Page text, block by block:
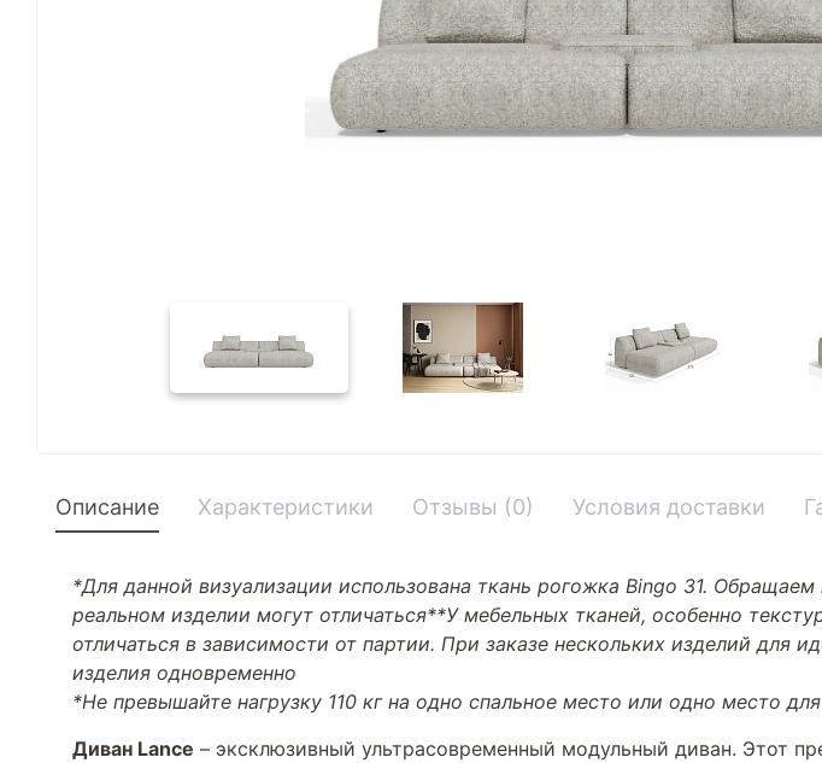
Описание Характеристики Отзывы (0) Условия доставки
*Для данной визуализации использована ткань рогожка Bingo 31.
реальном изделии могут отличаться**У мебельных тканей, особенно
отличаться в зависимости от партии. При заказе нескольких изделий для
изделия одновременно
*Не превышайте нагрузку 110 кг на одно спальное место или одно место
Диван Lance – эксклюзивный ультрасовременный модульный диван. Этот